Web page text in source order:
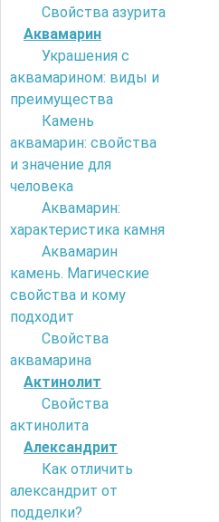
Свойства азурита
Аквамарин
Украшения с
аквамарином: виды и
преимущества
Камень
аквамарин: свойства
и значение для
человека
Аквамарин:
характеристика камня
Аквамарин
камень. Магические
свойства и кому
подходит
Свойства
аквамарина
Актинолит
Свойства
актинолита
Александрит
Как отличить
александрит от
подделки?